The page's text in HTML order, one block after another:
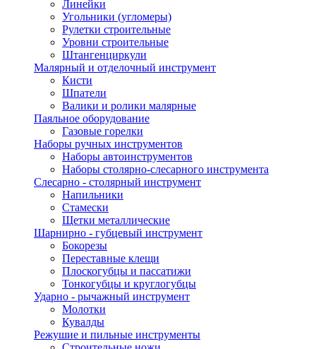
Линейки
Угольники (угломеры)
Рулетки строительные
Уровни строительные
Штангенциркули
Малярный и отделочный инструмент
Кисти
Шпатели
Валики и ролики малярные
Паяльное оборудование
Газовые горелки
Наборы ручных инструментов
Наборы автоинструментов
Наборы столярно-слесарного инструмента
Слесарно - столярный инструмент
Напильники
Стамески
Щетки металлические
Шарнирно - губцевый инструмент
Бокорезы
Переставные клещи
Плоскогубцы и пассатижи
Тонкогубцы и круглогубцы
Ударно - рычажный инструмент
Молотки
Кувалды
Режушие и пильные инструменты